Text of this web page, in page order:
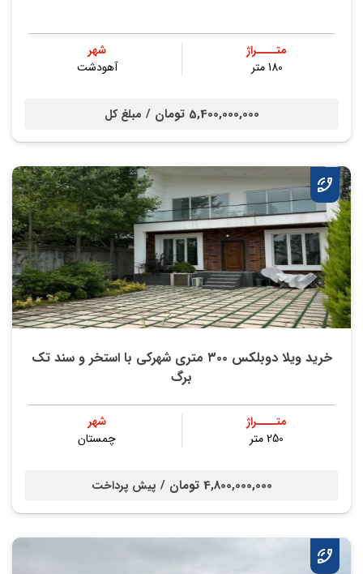
متــــراژ
180 متر
شهر
آهودشت
5,400,000,000 تومان / مبلغ کل
خريد ویلا دوبلکس ۳۰۰ متری شهركي با استخر و سند تك
برگ
متــــراژ
250 متر
شهر
چمستان
4,800,000,000 تومان / پیش پرداخت